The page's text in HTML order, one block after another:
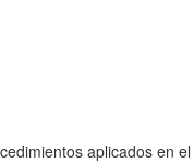
aplicados en